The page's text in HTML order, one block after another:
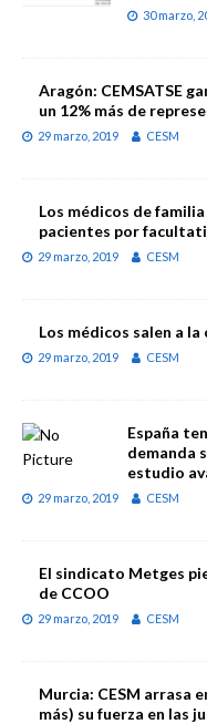
30 marzo,
Aragón: CEMSATSE
un 12% más de
29 marzo, 2019 CESM
Los médicos de
pacientes por
29 marzo, 2019 CESM
Los médicos salen a
29 marzo, 2019 CESM
España
demanda
estudio
29 marzo, 2019 CESM
El sindicato Metges
de CCOO
29 marzo, 2019 CESM
Murcia: CESM arrasa
más) su fuerza en las